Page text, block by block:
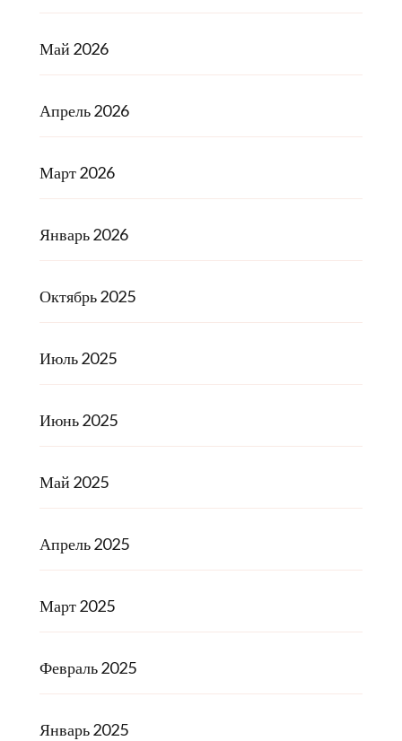
Май 2026
Апрель 2026
Март 2026
Январь 2026
Октябрь 2025
Июль 2025
Июнь 2025
Май 2025
Апрель 2025
Март 2025
Февраль 2025
Январь 2025